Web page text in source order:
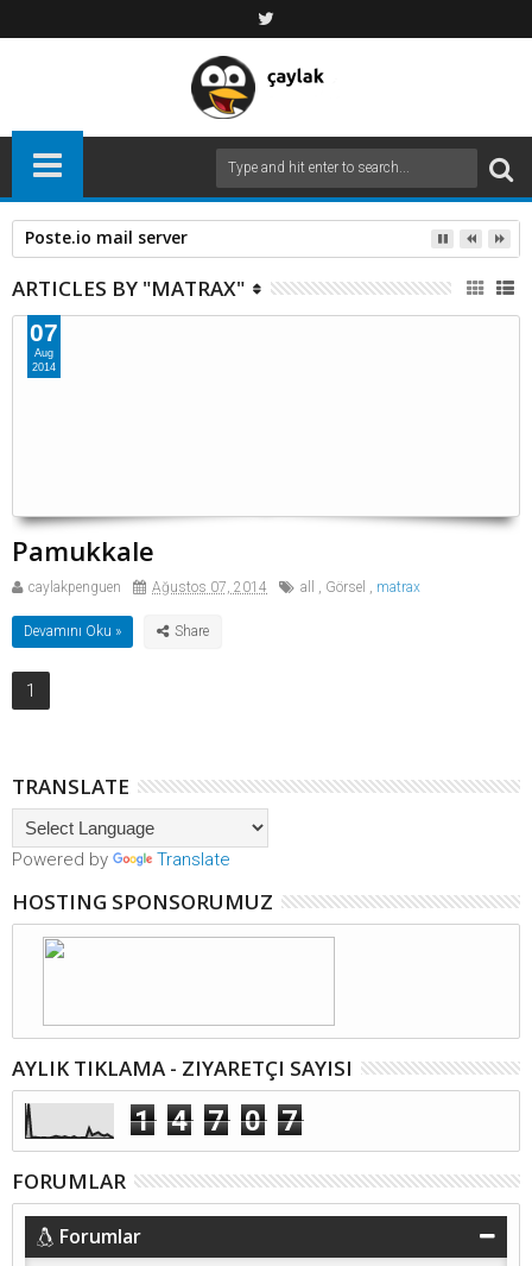
Poste.io mail server
ARTICLES BY "MATRAX"
Pamukkale
caylakpenguen Ağustos 07, 2014 all , Görsel , matrax
Devamını Oku »
07
Aug
2014
1
TRANSLATE
Powered by Translate
HOSTING SPONSORUMUZ
AYLIK TIKLAMA - ZIYARETÇI SAYISI
1 4 7 0 7
FORUMLAR
Forumlar